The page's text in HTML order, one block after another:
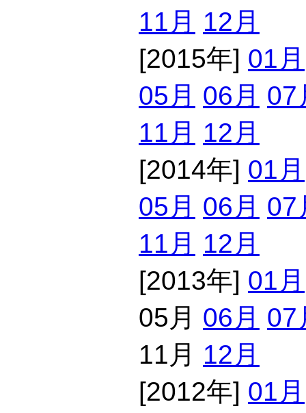
11月 12月
[2015年] 01月
05月 06月 07
11月 12月
[2014年] 01月
05月 06月 07
11月 12月
[2013年] 01月
05月 06月 07
11月 12月
[2012年] 01月